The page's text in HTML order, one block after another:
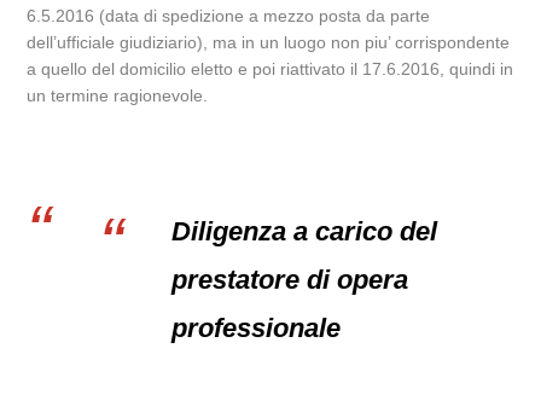
6.5.2016 (data di spedizione a mezzo posta da parte
dell’ufficiale giudiziario), ma in un luogo non piu’ corrispondente
a quello del domicilio eletto e poi riattivato il 17.6.2016, quindi in
un termine ragionevole.
Diligenza a carico del
prestatore di opera
professionale